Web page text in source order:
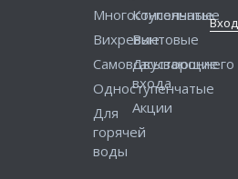
Вход
Многоступенчатые
Вихревые
Самовсасывающие
Одноступенчатые
Для
горячей
воды
Консольные
Винтовые
Двустороннего
входа
Акции